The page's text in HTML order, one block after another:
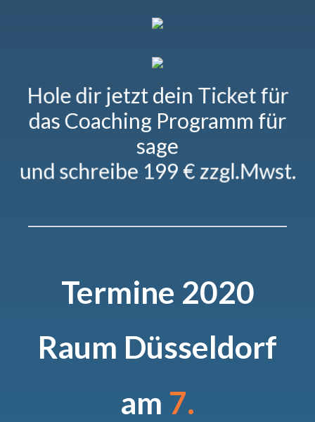
Hole dir jetzt dein Ticket für
das Coaching Programm für
sage
und schreibe 199 € zzgl.Mwst.
Termine 2020
Raum Düsseldorf
am 7.